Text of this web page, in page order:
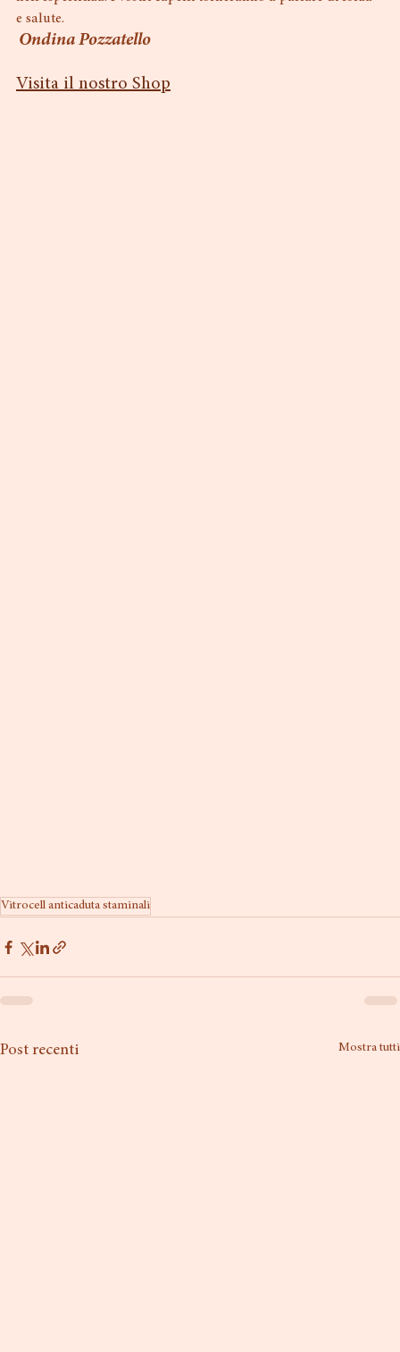
rispecchia la mia filosofia: innovazione continua radicata
nell'esperienza. I vostri capelli torneranno a parlare di forza
Ondina Pozzatello
Vitrocell anticaduta staminali